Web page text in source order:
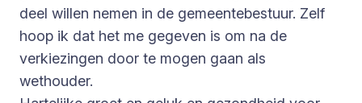
deel willen nemen in de gemeentebestuur. Zelf
hoop ik dat het me gegeven is om na de
verkiezingen door te mogen gaan als
wethouder.